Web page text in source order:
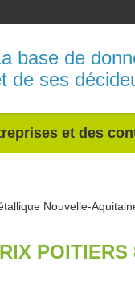
base de
de ses
et des
Nouvelle-
POITIERS